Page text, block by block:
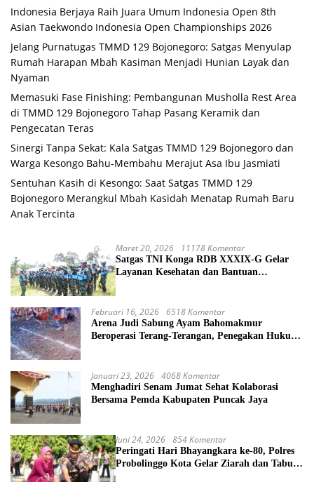
Indonesia Berjaya Raih Juara Umum Indonesia Open 8th
Asian Taekwondo Indonesia Open Championships 2026
Jelang Purnatugas TMMD 129 Bojonegoro: Satgas Menyulap
Rumah Harapan Mbah Kasiman Menjadi Hunian Layak dan
Nyaman
Memasuki Fase Finishing: Pembangunan Musholla Rest Area
di TMMD 129 Bojonegoro Tahap Pasang Keramik dan
Pengecatan Teras
Sinergi Tanpa Sekat: Kala Satgas TMMD 129 Bojonegoro dan
Warga Kesongo Bahu-Membahu Merajut Asa Ibu Jasmiati
Sentuhan Kasih di Kesongo: Saat Satgas TMMD 129
Bojonegoro Merangkul Mbah Kasidah Menatap Rumah Baru
Anak Tercinta
Maret 20, 2026 11178 Komentar
Satgas TNI Konga RDB XXXIX-G Gelar
Layanan Kesehatan dan Bantuan
Februari 16, 2026 6518 Komentar
Arena Judi Sabung Ayam Bahomakmur
Beroperasi Terang-Terangan, Penegakan Hukum
Januari 23, 2026 4068 Komentar
Menghadiri Senam Jumat Sehat Kolaborasi
Bersama Pemda Kabupaten Puncak Jaya
Juni 24, 2026 854 Komentar
Peringati Hari Bhayangkara ke-80, Polres
Probolinggo Kota Gelar Ziarah dan Tabur